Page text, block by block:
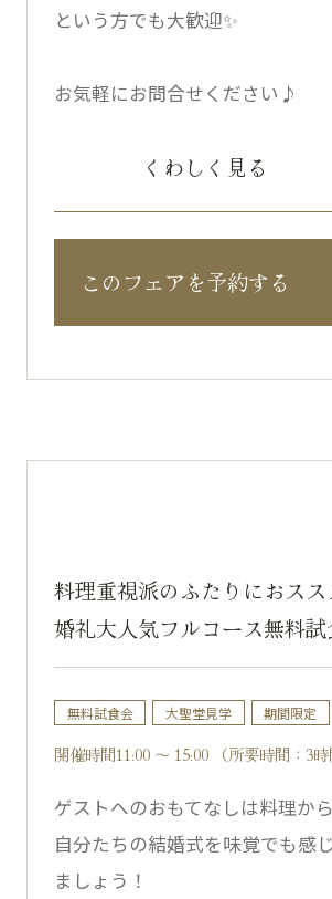
という方でも大歓迎✨
お気軽にお問合せください♪
くわしく見る
このフェアを予約する
料理重視派のふたりにおスス
婚礼大人気フルコース無料試
無料試食会 大聖堂見学 期間限定
開催時間11:00 ～ 15:00 （所要時間：3時
ゲストへのおもてなしは料理から
自分たちの結婚式を味覚でも感
ましょう！